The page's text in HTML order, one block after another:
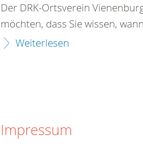
Der DRK-Ortsverein
möchten, dass Sie wissen,
Weiterlesen
Impressum